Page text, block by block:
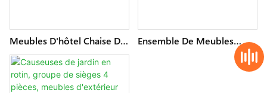
Meubles D'hôtel Chaise De
Patio En Métal Chaises De
Salle À Manger De Jardin
Banc Extérieur En
Aluminium
Ensemble De Meubles
D'extérieur En Rotin, Patio,
Bistro, Hôtel, Canapé En
Osier, Conversation Dans La